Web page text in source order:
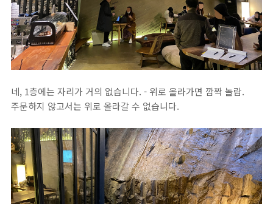
네, 1층에는 자리가 거의 없습니다. - 위로 올라가면 깜짝 놀람.
주문하지 않고서는 위로 올라갈 수 없습니다.